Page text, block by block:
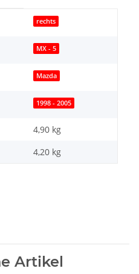
rechts
MX - 5
Mazda
1998 - 2005
4,90 kg
4,20 kg
Artikel